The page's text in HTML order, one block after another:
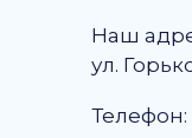
Наш
ул.
Телефон: